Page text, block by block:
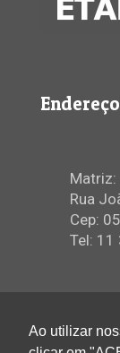
Endereço
Matriz:
Rua
Cep:
Tel:
Ao utilizar